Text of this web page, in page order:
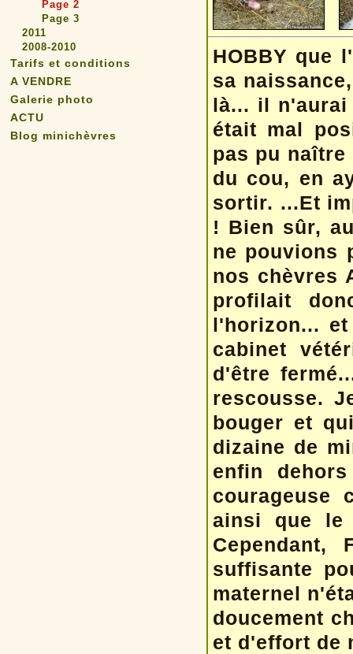
Page 2
Page 3
2011
2008-2010
Tarifs et conditions
A VENDRE
Galerie photo
ACTU
Blog minichèvres
HOBBY que
sa
là... il n'aurai
était mal
pas pu
du cou, en
sortir. ...Et
! Bien sûr,
ne pouvions
nos chèvres
profilait
l'horizon...
cabinet
d'être
rescousse.
bouger et
dizaine de
enfin
courageuse
ainsi que le
suffisante
maternel
doucement
et d'effort de